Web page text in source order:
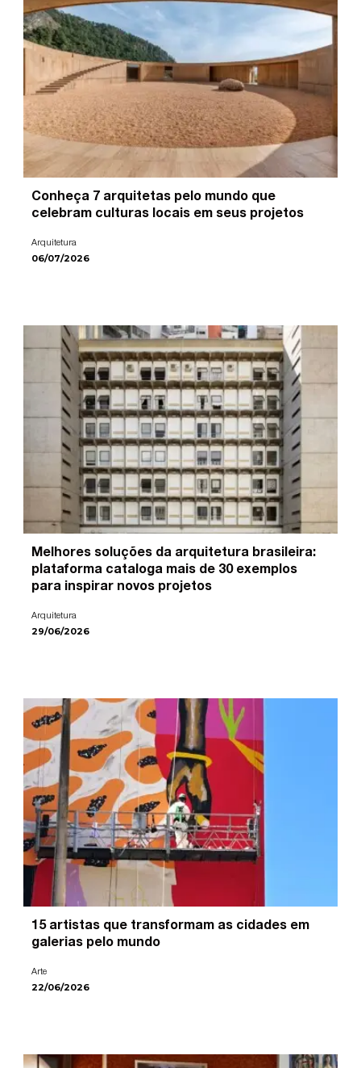
Conheça 7 arquitetas pelo mundo que
celebram culturas locais em seus projetos
Arquitetura
06/07/2026
Melhores soluções da arquitetura brasileira:
plataforma cataloga mais de 30 exemplos
para inspirar novos projetos
Arquitetura
29/06/2026
15 artistas que transformam as cidades em
galerias pelo mundo
Arte
22/06/2026